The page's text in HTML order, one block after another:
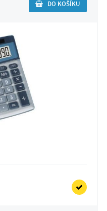
DO KOŠÍKU